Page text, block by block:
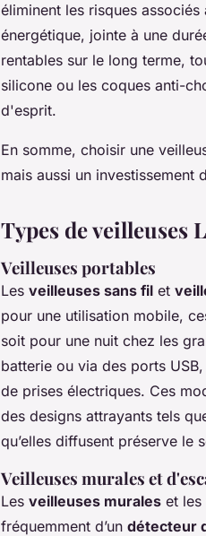
éliminent les risques
énergétique, jointe à une
rentables sur le long terme,
silicone ou les coques anti-
d'esprit.
En somme, choisir une
mais aussi un investissement
Types de veilleuses
Veilleuses portables
Les veilleuses sans fil et
pour une utilisation mobile,
soit pour une nuit chez les
batterie ou via des ports
de prises électriques. Ces
des designs attrayants tels
qu’elles diffusent préserve le
Veilleuses murales et
Les veilleuses murales et les
fréquemment d’un détecteur